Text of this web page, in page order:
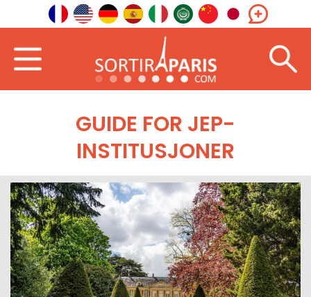
GUIDE FOR JEP-
INSTITUSJONER